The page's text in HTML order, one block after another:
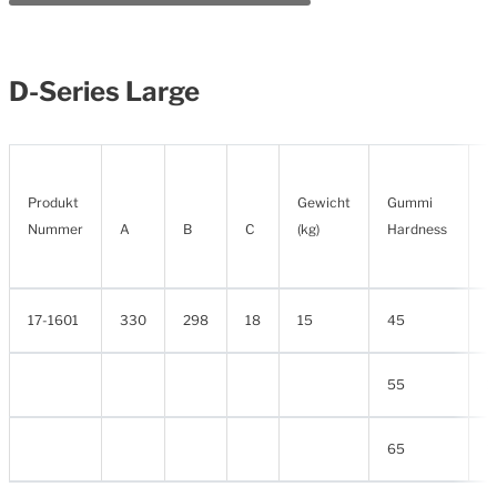
D-Series Large
Produkt
Nummer
A B C
Gewicht
(kg)
Gummi
Hardness
17-1601 330 298 18 15 45
55
65